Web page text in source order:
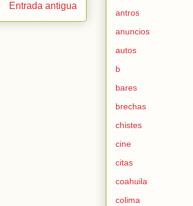
Entrada antigua
antros
anuncios
autos
b
bares
brechas
chistes
cine
citas
coahuila
colima